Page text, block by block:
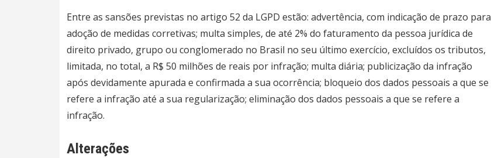
Entre as sansões previstas no artigo 52 da LGPD estão: advertência, com indicação de prazo para
adoção de medidas corretivas; multa simples, de até 2% do faturamento da pessoa jurídica de
direito privado, grupo ou conglomerado no Brasil no seu último exercício, excluídos os tributos,
limitada, no total, a R$ 50 milhões de reais por infração; multa diária; publicização da infração
após devidamente apurada e confirmada a sua ocorrência; bloqueio dos dados pessoais a que se
refere a infração até a sua regularização; eliminação dos dados pessoais a que se refere a
infração.
Alterações